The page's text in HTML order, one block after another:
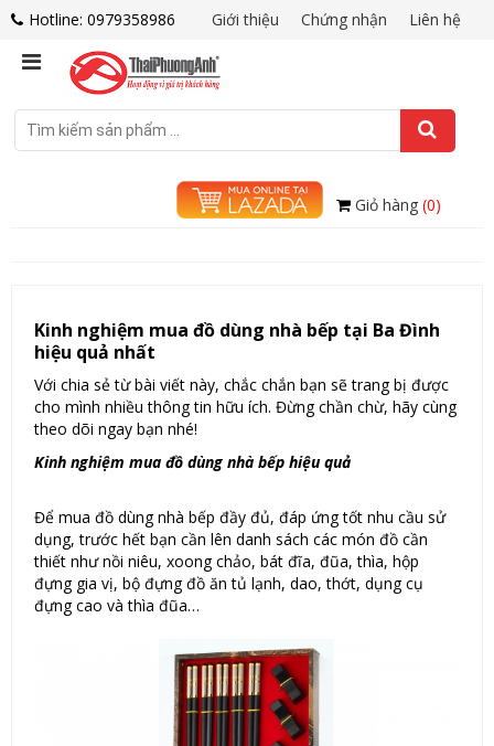
Hotline: 0979358986 Liên hệ
Chứng nhận
Giới thiệu
Giỏ hàng (0)
Kinh nghiệm mua đồ dùng nhà bếp tại Ba Đình
hiệu quả nhất
Với chia sẻ từ bài viết này, chắc chắn bạn sẽ trang bị được
cho mình nhiều thông tin hữu ích. Đừng chần chừ, hãy cùng
theo dõi ngay bạn nhé!
Kinh nghiệm mua đồ dùng nhà bếp hiệu quả
Để mua đồ dùng nhà bếp đầy đủ, đáp ứng tốt nhu cầu sử
dụng, trước hết bạn cần lên danh sách các món đồ cần
thiết như nồi niêu, xoong chảo, bát đĩa, đũa, thìa, hộp
đựng gia vị, bộ đựng đồ ăn tủ lạnh, dao, thớt, dụng cụ
đựng cao và thìa đũa…